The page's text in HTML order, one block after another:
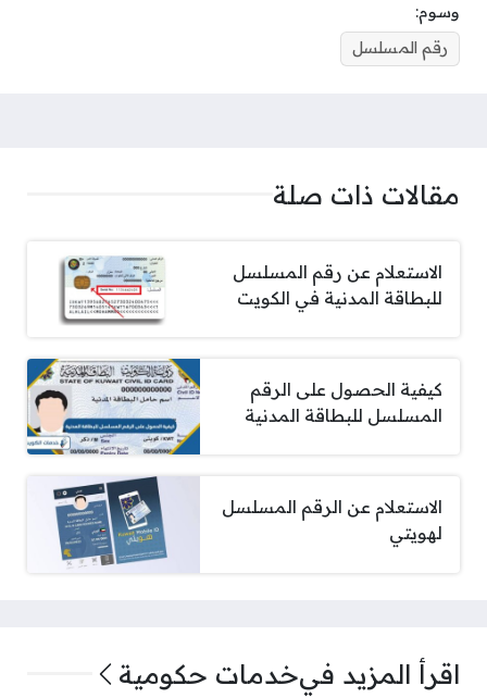
وسوم:
رقم المسلسل
مقالات ذات صلة
الاستعلام عن رقم المسلسل
للبطاقة المدنية في الكويت
كيفية الحصول على الرقم
المسلسل للبطاقة المدنية
الاستعلام عن الرقم المسلسل
لهويتي
اقرأ المزيد فيخدمات حكومية